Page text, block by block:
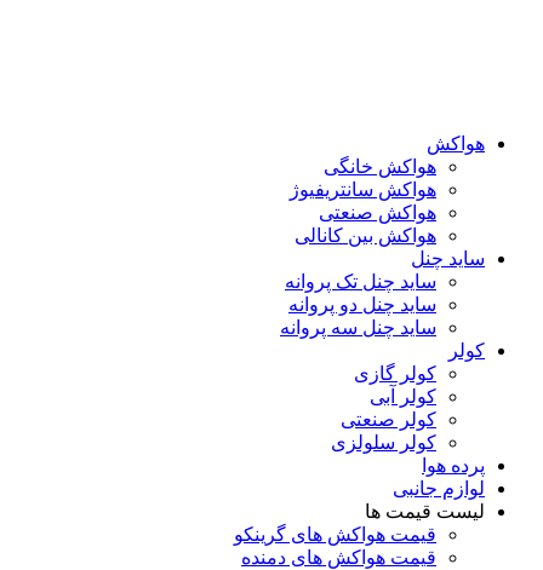
هواکش
هواکش خانگی
هواکش سانتریفیوژ
هواکش صنعتی
هواکش بین کانالی
ساید چنل
ساید چنل تک پروانه
ساید چنل دو پروانه
ساید چنل سه پروانه
کولر
کولر گازی
کولر آبی
کولر صنعتی
کولر سلولزی
پرده هوا
لوازم جانبی
لیست قیمت ها
قیمت هواکش های گرینکو
قیمت هواکش های دمنده